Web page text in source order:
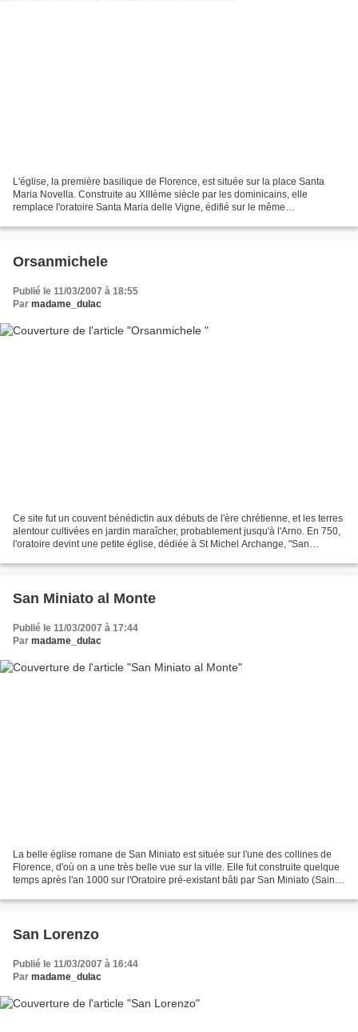
L'église, la première basilique de Florence, est située sur la place Santa
Maria Novella. Construite au XIIIème siècle par les dominicains, elle
remplace l'oratoire Santa Maria delle Vigne, édifié sur le même
Orsanmichele
Publié le 11/03/2007 à 18:55
Par madame_dulac
Ce site fut un couvent bénédictin aux débuts de l'ère chrétienne, et les terres
alentour cultivées en jardin maraîcher, probablement jusqu'à l'Arno. En 750,
l'oratoire devint une petite église, dédiée à St Michel Archange, "San
San Miniato al Monte
Publié le 11/03/2007 à 17:44
Par madame_dulac
La belle église romane de San Miniato est située sur l'une des collines de
Florence, d'où on a une très belle vue sur la ville. Elle fut construite quelque
temps après l'an 1000 sur l'Oratoire pré-existant bâti par San Miniato (Saint
San Lorenzo
Publié le 11/03/2007 à 16:44
Par madame_dulac